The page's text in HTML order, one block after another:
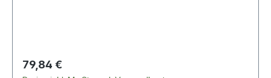
Regulärer Preis:
79,84 €